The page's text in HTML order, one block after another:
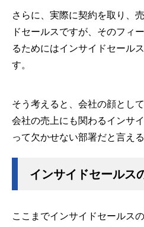
さらに、実際に契約を取り、
ドセールスですが、そのフィ
るためにはインサイドセール
す。
そう考えると、会社の顔とし
会社の売上にも関わるインサ
って欠かせない部署だと言える
インサイドセールス
ここまでインサイドセールス